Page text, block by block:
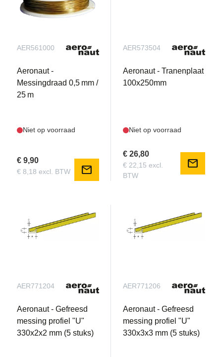
AER561000
Aeronaut -
Messingdraad 0,5 mm /
25 m
Niet op voorraad
€ 9,90
€ 8,18 excl. BTW mail
AER573504
Aeronaut - Tranenplaat
100x250mm
Niet op voorraad
€ 26,80
€ 22,15 excl.
BTW
mail
AER771204
Aeronaut - Gefreesd
messing profiel "U"
330x2x2 mm (5 stuks)
AER771206
Aeronaut - Gefreesd
messing profiel "U"
330x3x3 mm (5 stuks)